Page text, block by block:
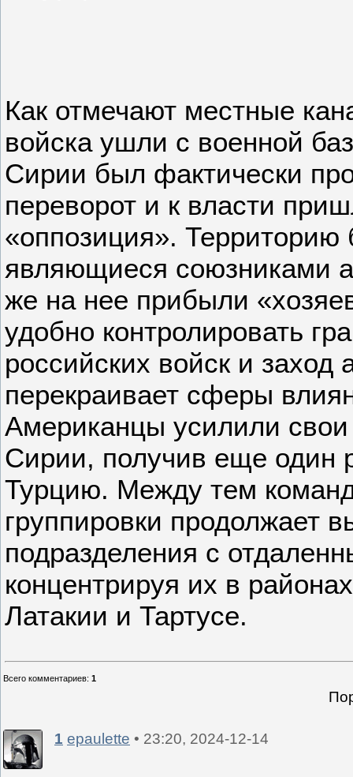
Как отмечают местные
войска ушли с военной
Сирии был фактически
переворот и к власти
«оппозиция». Территорию
являющиеся союзниками
же на нее прибыли
удобно контролировать
российских войск и заход
перекраивает сферы
Американцы усилили
Сирии, получив еще один
Турцию. Между тем
группировки продолжает
подразделения с
концентрируя их в
Латакии и Тартусе.
Всего комментариев: 1
1 epaulette • 23:20, 2024-12-14